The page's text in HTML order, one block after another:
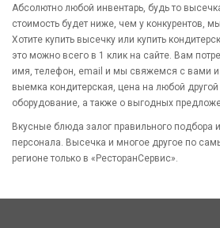
Абсолютно любой инвентарь, будь то
стоимость будет ниже, чем у конкурентов,
Хотите купить высечку или купить
это можно всего в 1 клик на сайте. Вам
имя, телефон, email и мы свяжемся с вами и
выемка кондитерская, цена на любой другой
оборудование, а также о выгодных
Вкусные блюда залог правильного подбора
персонала. Высечка и многое другое по
регионе только в «РесторанСервис».